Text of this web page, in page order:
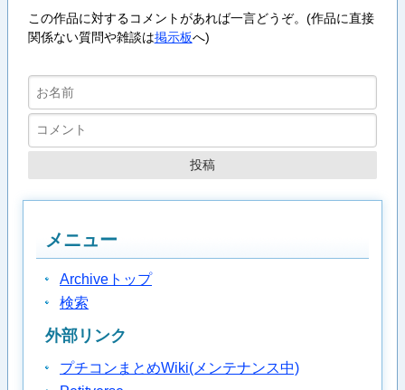
この作品に対するコメントがあれば一言どうぞ。(作品に直接
関係ない質問や雑談は掲示板へ)
メニュー
Archiveトップ
検索
外部リンク
プチコンまとめWiki(メンテナンス中)